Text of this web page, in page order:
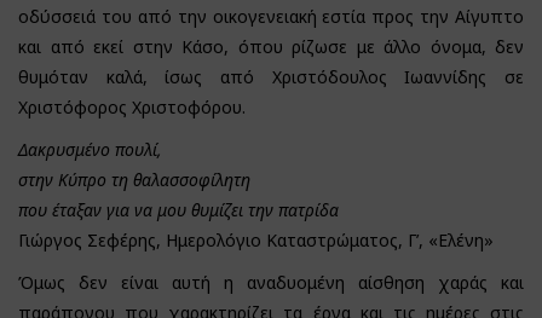
οδύσσειά του από την οικογενειακή εστία προς την Αίγυπτο
και από εκεί στην Κάσο, όπου ρίζωσε με άλλο όνομα, δεν
θυμόταν καλά, ίσως από Χριστόδουλος Ιωαννίδης σε
Χριστόφορος Χριστοφόρου.
Δακρυσμένο πουλί,
στην Κύπρο τη θαλασσοφίλητη
που έταξαν για να μου θυμίζει την πατρίδα
Γιώργος Σεφέρης, Ημερολόγιο Καταστρώματος, Γ’, «Ελένη»
Όμως δεν είναι αυτή η αναδυομένη αίσθηση χαράς και
παράπονου που χαρακτηρίζει τα έργα και τις ημέρες στις